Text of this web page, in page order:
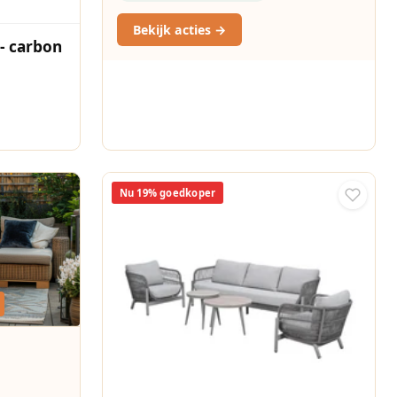
carbon
Bekijk acties →
Nu 19% goedkoper